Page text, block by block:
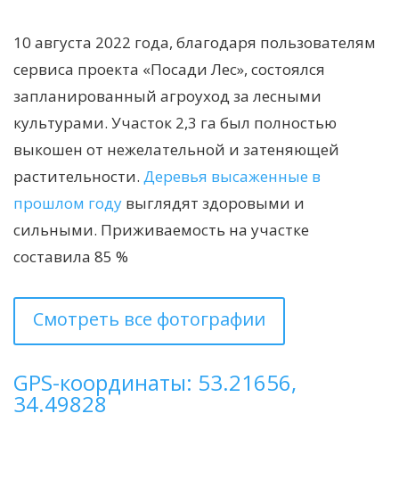
10 августа 2022 года, благодаря пользователям
сервиса проекта «Посади Лес», состоялся
запланированный агроуход за лесными
культурами. Участок 2,3 га был полностью
выкошен от нежелательной и затеняющей
растительности. Деревья высаженные в
прошлом году выглядят здоровыми и
сильными. Приживаемость на участке
составила 85 %
Смотреть все фотографии
GPS-координаты: 53.21656,
34.49828